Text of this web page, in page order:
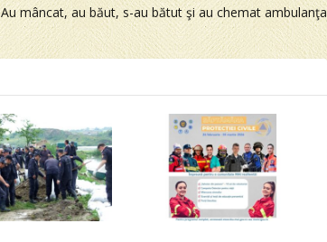
Au mâncat, au băut, s-au bătut şi au chemat ambulanţa